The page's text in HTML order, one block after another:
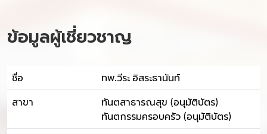
ข้อมูลผู้เชี่ยวชาญ
ชื่อ ทพ.วีระ อิสระธานันท์
สาขา
ทันตสาธารณสุข (อนุมัติบัตร)
ทันตกรรมครอบครัว (อนุมัติบัตร)